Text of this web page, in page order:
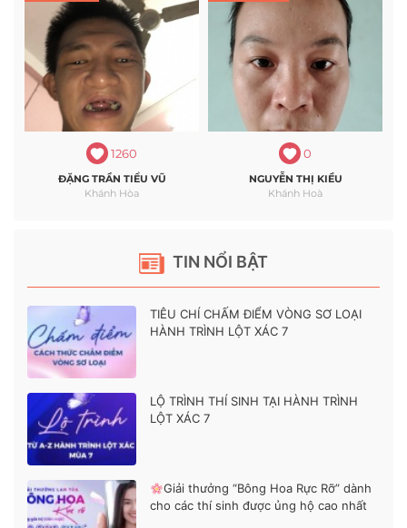
TIN NỔI BẬT
TIÊU CHÍ CHẤM ĐIỂM VÒNG SƠ LOẠI
HÀNH TRÌNH LỘT XÁC 7
LỘ TRÌNH THÍ SINH TẠI HÀNH TRÌNH
LỘT XÁC 7
Giải thưởng “Bông Hoa Rực Rỡ” dành
cho các thí sinh được ủng hộ cao nhất
1260
ĐẶNG TRẦN TIỂU VŨ
Khánh Hòa
0
NGUYỄN THỊ KIỀU
Khánh Hoà